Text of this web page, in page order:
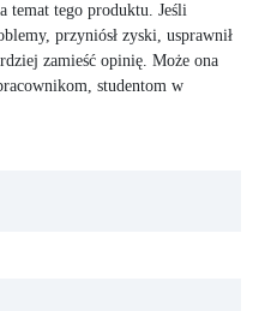
temat tego produktu. Jeśli
przyniósł zyski, usprawnił
zamieść opinię. Może ona
studentom w